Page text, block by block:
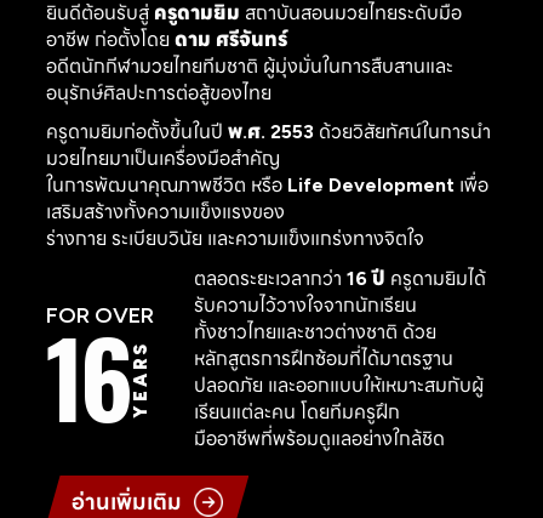
ยินดีต้อนรับสู่ ครูดามยิม สถาบันสอนมวยไทยระดับมือ
อาชีพ ก่อตั้งโดย ดาม ศรีจันทร์
อดีตนักกีฬามวยไทยทีมชาติ ผู้มุ่งมั่นในการสืบสานและ
อนุรักษ์ศิลปะการต่อสู้ของไทย
ครูดามยิมก่อตั้งขึ้นในปี พ.ศ. 2553ด้วยวิสัยทัศน์ในการนำ
มวยไทยมาเป็นเครื่องมือสำคัญ
ในการพัฒนาคุณภาพชีวิต หรือ Life Developmentเพื่อ
เสริมสร้างทั้งความแข็งแรงของ
ร่างกาย ระเบียบวินัย และความแข็งแกร่งทางจิตใจ
FOR OVER
16YEARS
ตลอดระยะเวลากว่า 16 ปี ครูดามยิมได้
รับความไว้วางใจจากนักเรียน
ทั้งชาวไทยและชาวต่างชาติ ด้วย
หลักสูตรการฝึกซ้อมที่ได้มาตรฐาน
ปลอดภัย และออกแบบให้เหมาะสมกับผู้
เรียนแต่ละคน โดยทีมครูฝึก
มืออาชีพที่พร้อมดูแลอย่างใกล้ชิด
อ่านเพิ่มเติม